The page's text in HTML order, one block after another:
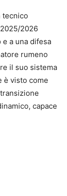
tecnico
2026
a una difesa
rumeno
il suo sistema
è visto come
capace